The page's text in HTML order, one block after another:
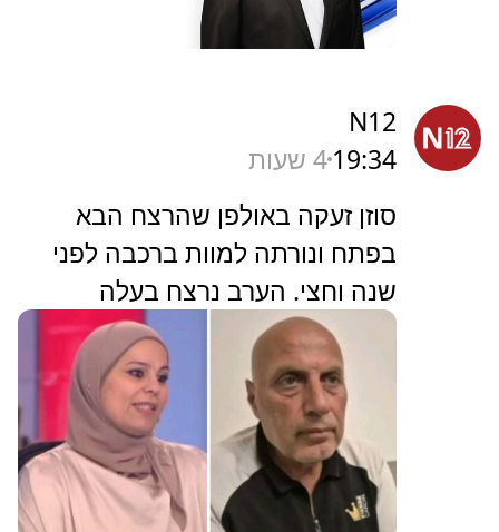
N12
19:344 שעות
סוזן זעקה באולפן שהרצח הבא
בפתח ונורתה למוות ברכבה לפני
שנה וחצי. הערב נרצח בעלה